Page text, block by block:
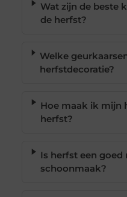
Wat zijn de beste
de herfst?
Welke
herfstdecoratie?
Hoe maak ik mijn
herfst?
Is herfst een
schoonmaak?